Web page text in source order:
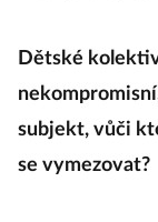
Dětské
subjekt, vůči
se vymezovat?